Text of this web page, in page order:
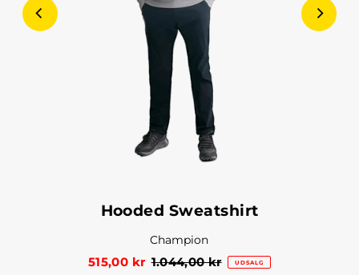
Hooded Sweatshirt
Champion
515,00 kr 1.044,00 kr UDSALG